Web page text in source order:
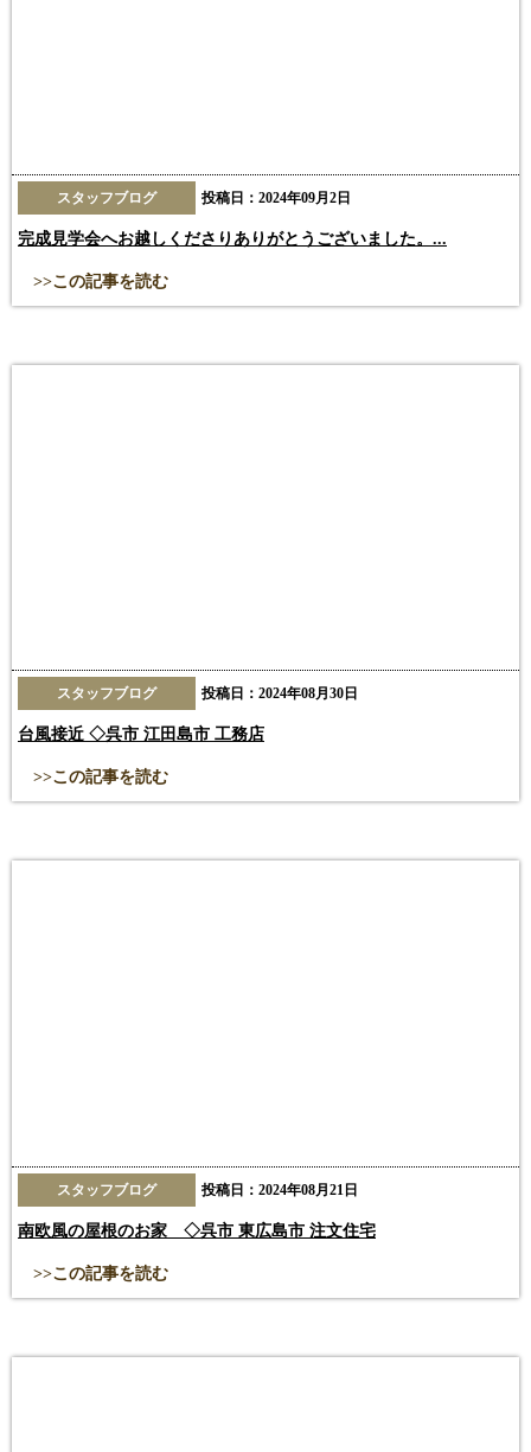
スタッフブログ 投稿日：2024年09月2日
完成見学会へお越しくださりありがとうございました。...
>>この記事を読む
スタッフブログ 投稿日：2024年08月30日
台風接近 ◇呉市 江田島市 工務店
>>この記事を読む
スタッフブログ 投稿日：2024年08月21日
南欧風の屋根のお家 ◇呉市 東広島市 注文住宅
>>この記事を読む